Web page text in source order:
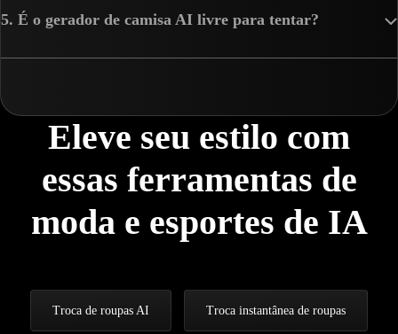
5. É o gerador de camisa AI livre para tentar?
Eleve seu estilo com
essas ferramentas de
moda e esportes de IA
Troca de roupas AI Troca instantânea de roupas